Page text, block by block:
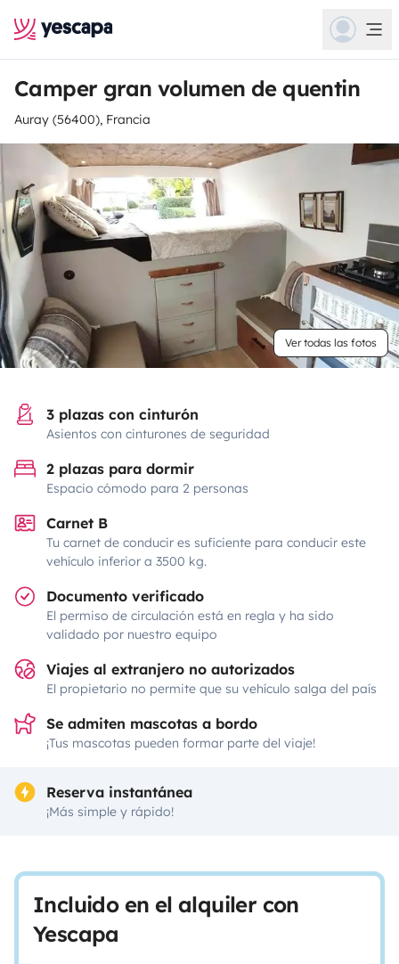
Camper gran volumen de quentin
Auray (56400), Francia
Ver todas las fotos
3 plazas con cinturón
Asientos con cinturones de seguridad
2 plazas para dormir
Espacio cómodo para 2 personas
Carnet B
Tu carnet de conducir es suficiente para conducir este
vehículo inferior a 3500 kg.
Documento verificado
El permiso de circulación está en regla y ha sido
validado por nuestro equipo
Viajes al extranjero no autorizados
El propietario no permite que su vehículo salga del país
Se admiten mascotas a bordo
¡Tus mascotas pueden formar parte del viaje!
Reserva instantánea
¡Más simple y rápido!
Incluido en el alquiler con
Yescapa